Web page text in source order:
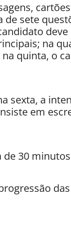
sete
na
quinta, o
sexta, a
em
30